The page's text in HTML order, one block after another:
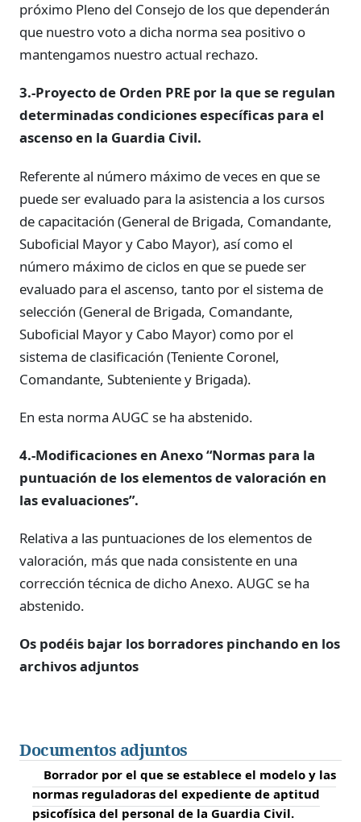
próximo Pleno del Consejo de los que dependerán
que nuestro voto a dicha norma sea positivo o
mantengamos nuestro actual rechazo.
3.-Proyecto de Orden PRE por la que se regulan
determinadas condiciones específicas para el
ascenso en la Guardia Civil.
Referente al número máximo de veces en que se
puede ser evaluado para la asistencia a los cursos
de capacitación (General de Brigada, Comandante,
Suboficial Mayor y Cabo Mayor), así como el
número máximo de ciclos en que se puede ser
evaluado para el ascenso, tanto por el sistema de
selección (General de Brigada, Comandante,
Suboficial Mayor y Cabo Mayor) como por el
sistema de clasificación (Teniente Coronel,
Comandante, Subteniente y Brigada).
En esta norma AUGC se ha abstenido.
4.-Modificaciones en Anexo “Normas para la
puntuación de los elementos de valoración en
las evaluaciones”.
Relativa a las puntuaciones de los elementos de
valoración, más que nada consistente en una
corrección técnica de dicho Anexo. AUGC se ha
abstenido.
Os podéis bajar los borradores pinchando en los
archivos adjuntos
Documentos adjuntos
Borrador por el que se establece el modelo y las
normas reguladoras del expediente de aptitud
psicofísica del personal de la Guardia Civil.